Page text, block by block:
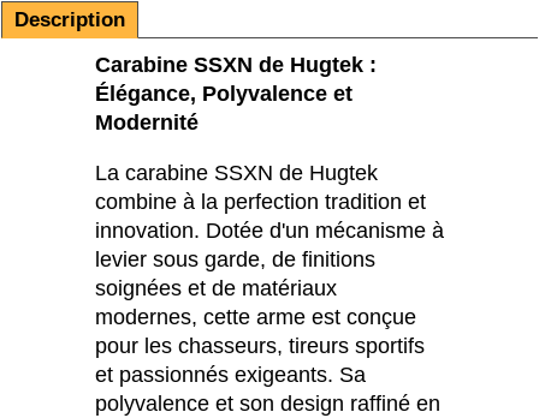
Description
Carabine SSXN de Hugtek :
Élégance, Polyvalence et
Modernité
La carabine SSXN de Hugtek
combine à la perfection tradition et
innovation. Dotée d'un mécanisme à
levier sous garde, de finitions
soignées et de matériaux
modernes, cette arme est conçue
pour les chasseurs, tireurs sportifs
et passionnés exigeants. Sa
polyvalence et son design raffiné en